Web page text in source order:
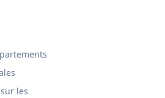
les